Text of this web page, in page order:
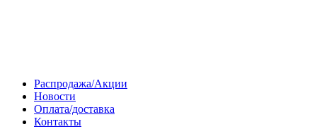
Распродажа/Акции
Новости
Оплата/доставка
Контакты